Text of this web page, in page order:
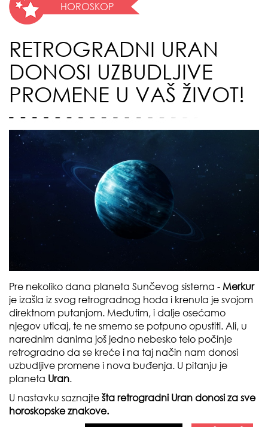
HOROSKOP
RETROGRADNI URAN
DONOSI UZBUDLJIVE
PROMENE U VAŠ ŽIVOT!
Pre nekoliko dana planeta Sunčevog sistema - Merkur
je izašla iz svog retrogradnog hoda i krenula je svojom
direktnom putanjom. Međutim, i dalje osećamo
njegov uticaj, te ne smemo se potpuno opustiti. Ali, u
narednim danima još jedno nebesko telo počinje
retrogradno da se kreće i na taj način nam donosi
uzbudljive promene i nova buđenja. U pitanju je
planeta Uran.
U nastavku saznajte šta retrogradni Uran donosi za sve
horoskopske znakove.